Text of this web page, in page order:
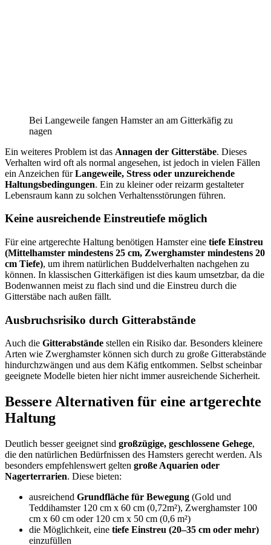
Bei Langeweile fangen Hamster an am Gitterkäfig zu
nagen
Ein weiteres Problem ist das Annagen der Gitterstäbe. Dieses
Verhalten wird oft als normal angesehen, ist jedoch in vielen Fällen
ein Anzeichen fürLangeweile, Stress oder unzureichende
Haltungsbedingungen. Ein zu kleiner oder reizarm gestalteter
Lebensraum kann zu solchen Verhaltensstörungen führen.
Keine ausreichende Einstreutiefe möglich
Für eine artgerechte Haltung benötigen Hamster eine tiefe Einstreu
(Mittelhamster mindestens 25 cm, Zwerghamster mindestens 20
cm Tiefe), um ihrem natürlichen Buddelverhalten nachgehen zu
können. In klassischen Gitterkäfigen ist dies kaum umsetzbar, da die
Bodenwannen meist zu flach sind und die Einstreu durch die
Gitterstäbe nach außen fällt.
Ausbruchsrisiko durch Gitterabstände
Auch die Gitterabstände stellen ein Risiko dar. Besonders kleinere
Arten wie Zwerghamster können sich durch zu große Gitterabstände
hindurchzwängen und aus dem Käfig entkommen. Selbst scheinbar
geeignete Modelle bieten hier nicht immer ausreichende Sicherheit.
Bessere Alternativen für eine artgerechte
Haltung
Deutlich besser geeignet sind großzügige, geschlossene Gehege,
die den natürlichen Bedürfnissen des Hamsters gerecht werden. Als
besonders empfehlenswert gelten große Aquarien oder
Nagerterrarien. Diese bieten:
ausreichend Grundfläche für Bewegung (Gold und
Teddihamster 120 cm x 60 cm (0,72m²), Zwerghamster 100
cm x 60 cm oder 120 cm x 50 cm (0,6 m²)
die Möglichkeit, eine tiefe Einstreu (20–35 cm oder mehr)
einzufüllen